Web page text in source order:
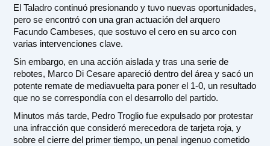
El Taladro continuó presionando y tuvo nuevas oportunidades,
pero se encontró con una gran actuación del arquero
Facundo Cambeses, que sostuvo el cero en su arco con
varias intervenciones clave.
Sin embargo, en una acción aislada y tras una serie de
rebotes, Marco Di Cesare apareció dentro del área y sacó un
potente remate de mediavuelta para poner el 1-0, un resultado
que no se correspondía con el desarrollo del partido.
Minutos más tarde, Pedro Troglio fue expulsado por protestar
una infracción que consideró merecedora de tarjeta roja, y
sobre el cierre del primer tiempo, un penal ingenuo cometido